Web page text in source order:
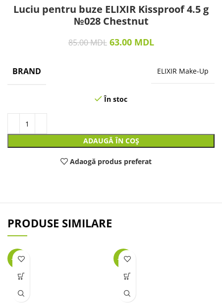
Luciu pentru buze ELIXIR Kissproof 4.5 g
№028 Chestnut
85.00MDL 63.00 MDL
BRAND ELIXIR Make-Up
În stoc
ADAUGĂ ÎN COȘ
Adaogă produs preferat
PRODUSE SIMILARE
-26% -25%